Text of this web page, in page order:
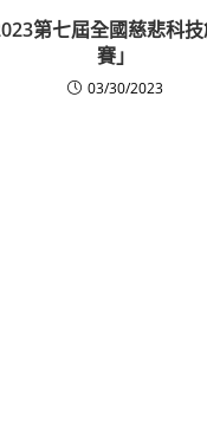
第七屆全國慈悲科
賽」
03/30/2023